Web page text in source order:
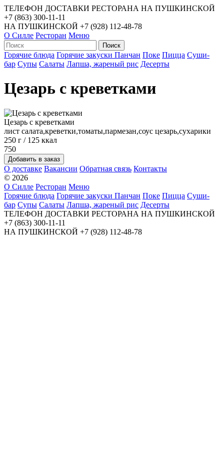
ТЕЛЕФОН ДОСТАВКИ РЕСТОРАНА НА ПУШКИНСКОЙ
+7 (863) 300-11-11
НА ПУШКИНСКОЙ +7 (928) 112-48-78
О Силле Ресторан Меню
Горячие блюда Горячие закуски Панчан Поке Пицца Суши-
бар Супы Салаты Лапша, жареный рис Десерты
Цезарь с креветками
Цезарь с креветками
лист салата,креветки,томаты,пармезан,соус цезарь,сухарики
250 г / 125 ккал
750
О доставке Вакансии Обратная связь Контакты
© 2026
О Силле Ресторан Меню
Горячие блюда Горячие закуски Панчан Поке Пицца Суши-
бар Супы Салаты Лапша, жареный рис Десерты
ТЕЛЕФОН ДОСТАВКИ РЕСТОРАНА НА ПУШКИНСКОЙ
+7 (863) 300-11-11
НА ПУШКИНСКОЙ +7 (928) 112-48-78